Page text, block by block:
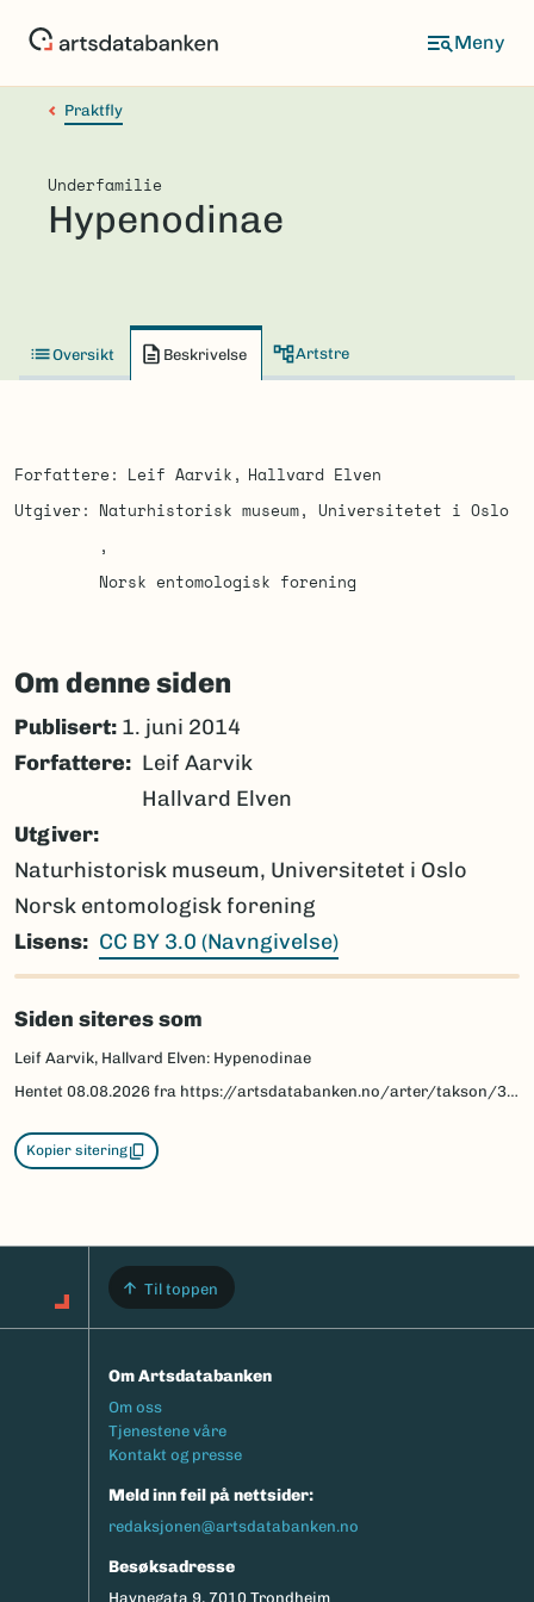
Praktfly
Underfamilie
Hypenodinae
Oversikt Beskrivelse Artstre
Forfattere Leif Aarvik
Hallvard Elven
Utgiver
Naturhistorisk museum, Universitetet i Oslo
Norsk entomologisk forening
Om denne siden
Publisert: 1. juni 2014
Forfattere
Leif Aarvik
Hallvard Elven
Utgiver
Naturhistorisk museum, Universitetet i Oslo
Norsk entomologisk forening
Lisens
CC BY 3.0 (Navngivelse)
Siden siteres som
Leif Aarvik, Hallvard Elven: Hypenodinae
Hentet 08.08.2026 fra https://artsdatabanken.no/arter/takson/30395/beskrivelse
Kopier sitering
Til toppen
Om Artsdatabanken
Footermeny
Om oss
Tjenestene våre
Kontakt og presse
Meld inn feil på nettsider:
redaksjonen@artsdatabanken.no
Besøksadresse
Havnegata 9, 7010 Trondheim